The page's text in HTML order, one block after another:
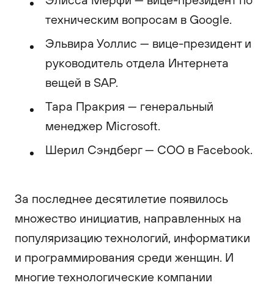
техническим вопросам в Google.
Эльвира Уоллис — вице-президент и
руководитель отдела Интернета
вещей в SAP.
Тара Пракрия — генеральный
менеджер Microsoft.
Шерил Сэндберг — COO в Facebook.
За последнее десятилетие появилось
множество инициатив, направленных на
популяризацию технологий, информатики
и программирования среди женщин. И
многие технологические компании